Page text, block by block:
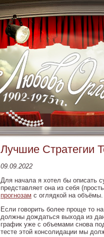
Лучшие Стратегии
09.09.2022
Для начала я хотел бы описать
представляет она из себя
прогнозам с оглядкой на объёмы.
Если говорить более проще то
должны дождаться выхода из
график уже с объемами снова
тесте этой консолидации мы